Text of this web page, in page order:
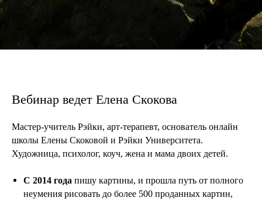
Вебинар ведет Елена Скокова
Мастер-учитель Рэйки, арт-терапевт, основатель онлайн
школы Елены Скоковой и Рэйки Университета.
Художница, психолог, коуч, жена и мама двоих детей.
С 2014 года пишу картины, и прошла путь от полного
неумения рисовать до более 500 проданных картин,